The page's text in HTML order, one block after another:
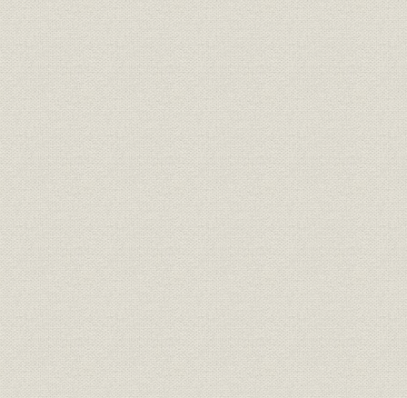
財務・業績;資金 損益計画および資金計画 [昭和23年
売上;関係会社 北海農林の売上構成
昭和24年
(1950年)3
売上;関係会社 九州農林の売上構成
昭和24年
(1950年)3
生産 別子鉱山の生産量の推移
昭和20年
(1955年)
土地;資産 小作地および賃貸土地 昭和22年